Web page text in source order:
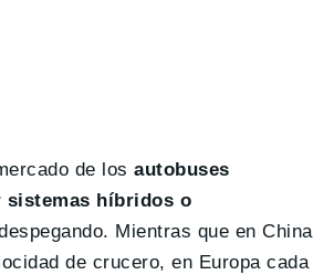
de losautobuses
sistemas híbridos o
Mientras que en China
de crucero, en Europa cada